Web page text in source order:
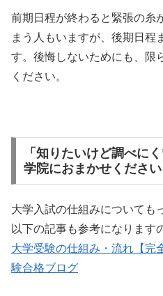
前期日程が終わると緊張の糸
まう人もいますが、後期日程
す。後悔しないためにも、限
ください。
「知りたいけど調べに
学院におまかせください
大学入試の仕組みについても
以下の記事も参考になります
大学受験の仕組み・流れ【完
験合格ブログ